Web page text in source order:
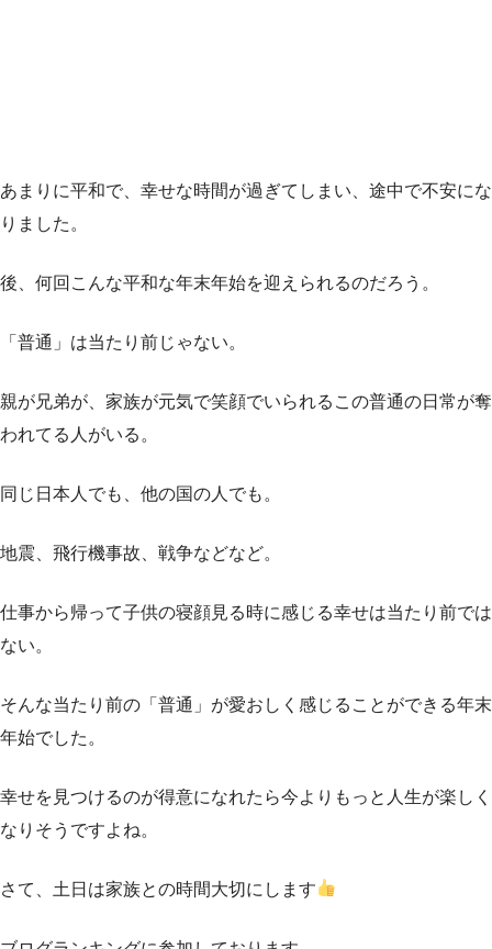
あまりに平和で、幸せな時間が過ぎてしまい、途中で不安にな
りました。
後、何回こんな平和な年末年始を迎えられるのだろう。
「普通」は当たり前じゃない。
親が兄弟が、家族が元気で笑顔でいられるこの普通の日常が奪
われてる人がいる。
同じ日本人でも、他の国の人でも。
地震、飛行機事故、戦争などなど。
仕事から帰って子供の寝顔見る時に感じる幸せは当たり前では
ない。
そんな当たり前の「普通」が愛おしく感じることができる年末
年始でした。
幸せを見つけるのが得意になれたら今よりもっと人生が楽しく
なりそうですよね。
さて、土日は家族との時間大切にします